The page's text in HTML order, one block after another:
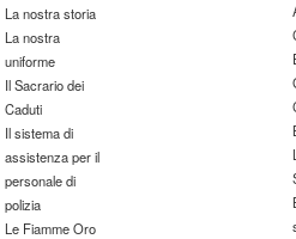
La nostra storia
La nostra
uniforme
Il Sacrario dei
Caduti
Il sistema di
assistenza per il
personale di
polizia
Le Fiamme Oro